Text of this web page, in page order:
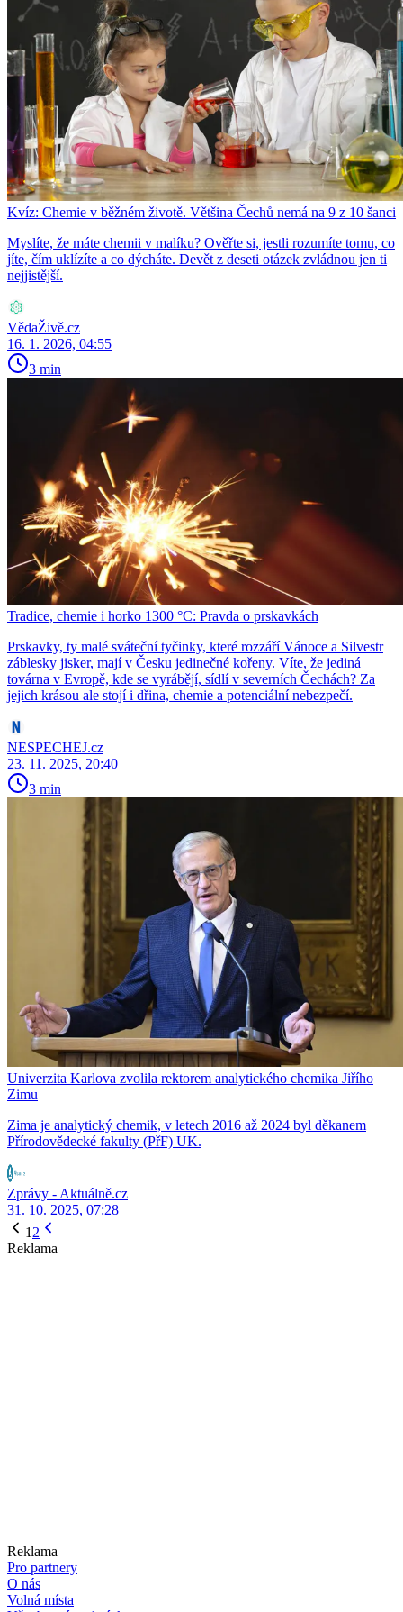
Kvíz: Chemie v běžném životě. Většina Čechů nemá na 9 z 10 šanci
Myslíte, že máte chemii v malíku? Ověřte si, jestli rozumíte tomu, co
jíte, čím uklízíte a co dýcháte. Devět z deseti otázek zvládnou jen ti
nejjistější.
VědaŽivě.cz
16. 1. 2026, 04:55
3 min
Tradice, chemie i horko 1300 °C: Pravda o prskavkách
Prskavky, ty malé sváteční tyčinky, které rozzáří Vánoce a Silvestr
záblesky jisker, mají v Česku jedinečné kořeny. Víte, že jediná
továrna v Evropě, kde se vyrábějí, sídlí v severních Čechách? Za
jejich krásou ale stojí i dřina, chemie a potenciální nebezpečí.
NESPECHEJ.cz
23. 11. 2025, 20:40
3 min
Univerzita Karlova zvolila rektorem analytického chemika Jiřího
Zimu
Zima je analytický chemik, v letech 2016 až 2024 byl děkanem
Přírodovědecké fakulty (PřF) UK.
Zprávy - Aktuálně.cz
31. 10. 2025, 07:28
1 2
Reklama
Reklama
Pro partnery
O nás
Volná místa